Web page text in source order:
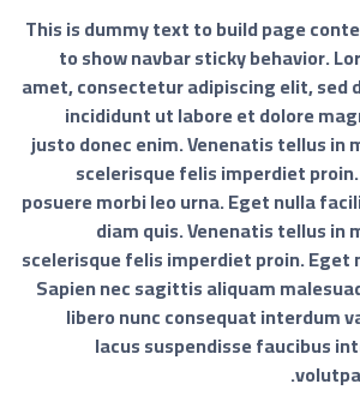
This is dummy text to build page
to show navbar sticky behavior.
amet, consectetur adipiscing elit, sed
incididunt ut labore et dolore
justo donec enim. Venenatis tellus in
scelerisque felis imperdiet
posuere morbi leo urna. Eget nulla
diam quis. Venenatis tellus in
scelerisque felis imperdiet proin. Eget
Sapien nec sagittis aliquam
libero nunc consequat interdum
lacus suspendisse faucibus